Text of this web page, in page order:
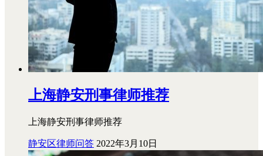
上海静安刑事律师推荐
上海静安刑事律师推荐
静安区律师问答 2022年3月10日